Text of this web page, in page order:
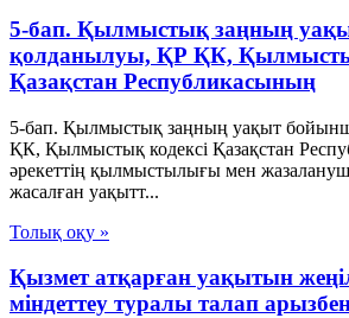
5-бап. Қылмыстық заңның
қолданылуы, ҚР ҚК,
Қазақстан Республикасының
5-бап. Қылмыстық заңның уақыт
ҚК, Қылмыстық кодексi Қазақстан
әрекеттiң қылмыстылығы мен
жасалған уақытт...
Толық оқу »
Қызмет атқарған уақытын
міндеттеу туралы талап